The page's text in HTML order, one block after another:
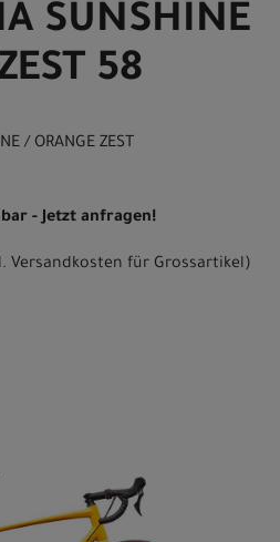
SUNSHINE
58
/ ORANGE ZEST
- Jetzt anfragen!
Versandkosten für Grossartikel)